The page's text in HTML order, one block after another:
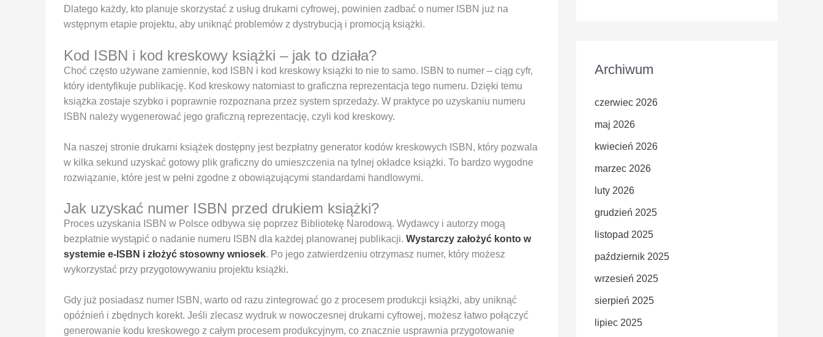
Dlatego każdy, kto planuje skorzystać z usług drukarni cyfrowej, powinien zadbać o numer ISBN już na
wstępnym etapie projektu, aby uniknąć problemów z dystrybucją i promocją książki.
Kod ISBN i kod kreskowy książki – jak to działa?
Choć często używane zamiennie, kod ISBN i kod kreskowy książki to nie to samo. ISBN to numer – ciąg cyfr,
który identyfikuje publikację. Kod kreskowy natomiast to graficzna reprezentacja tego numeru. Dzięki temu
książka zostaje szybko i poprawnie rozpoznana przez system sprzedaży. W praktyce po uzyskaniu numeru
ISBN należy wygenerować jego graficzną reprezentację, czyli kod kreskowy.
Na naszej stronie drukarni książek dostępny jest bezpłatny generator kodów kreskowych ISBN, który pozwala
w kilka sekund uzyskać gotowy plik graficzny do umieszczenia na tylnej okładce książki. To bardzo wygodne
rozwiązanie, które jest w pełni zgodne z obowiązującymi standardami handlowymi.
Jak uzyskać numer ISBN przed drukiem książki?
Proces uzyskania ISBN w Polsce odbywa się poprzez Bibliotekę Narodową. Wydawcy i autorzy mogą
bezpłatnie wystąpić o nadanie numeru ISBN dla każdej planowanej publikacji. Wystarczy założyć konto w
systemie e-ISBN i złożyć stosowny wniosek. Po jego zatwierdzeniu otrzymasz numer, który możesz
wykorzystać przy przygotowywaniu projektu książki.
Gdy już posiadasz numer ISBN, warto od razu zintegrować go z procesem produkcji książki, aby uniknąć
opóźnień i zbędnych korekt. Jeśli zlecasz wydruk w nowoczesnej drukarni cyfrowej, możesz łatwo połączyć
generowanie kodu kreskowego z całym procesem produkcyjnym, co znacznie usprawnia przygotowanie
Archiwum
czerwiec 2026
maj 2026
kwiecień 2026
marzec 2026
luty 2026
grudzień 2025
listopad 2025
październik 2025
wrzesień 2025
sierpień 2025
lipiec 2025